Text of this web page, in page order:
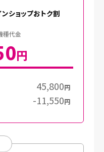
ショップおトク割
種代金
円
45,800円
-11,550円